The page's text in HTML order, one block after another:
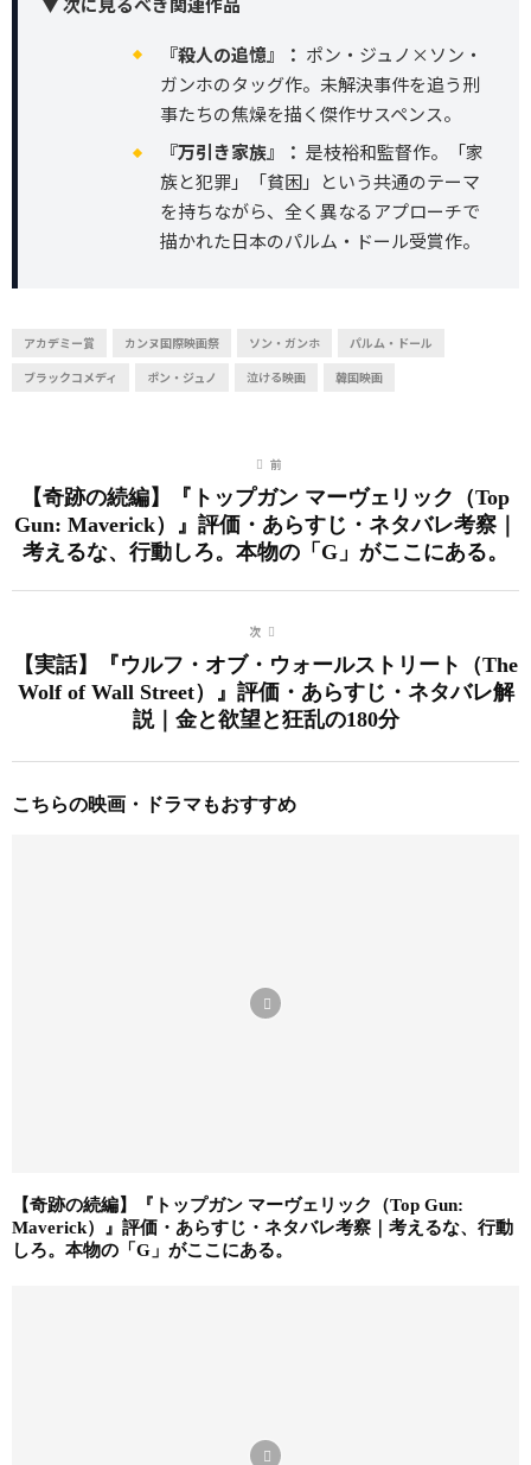
『殺人の追憶』： ポン・ジュノ×ソン・
ガンホのタッグ作。未解決事件を追う刑
事たちの焦燥を描く傑作サスペンス。
『万引き家族』： 是枝裕和監督作。「家
族と犯罪」「貧困」という共通のテーマ
を持ちながら、全く異なるアプローチで
描かれた日本のパルム・ドール受賞作。
アカデミー賞 カンヌ国際映画祭 ソン・ガンホ
パルム・ドール
ブラックコメディ
ポン・ジュノ 泣ける映画 韓国映画
前
【奇跡の続編】『トップガン マーヴェリック（Top
Gun: Maverick）』評価・あらすじ・ネタバレ考察｜
考えるな、行動しろ。本物の「G」がここにある。
次
【実話】『ウルフ・オブ・ウォールストリート（The
Wolf of Wall Street）』評価・あらすじ・ネタバレ解
説｜金と欲望と狂乱の180分
こちらの映画・ドラマもおすすめ
【奇跡の続編】『トップガン マーヴェリック（Top Gun:
Maverick）』評価・あらすじ・ネタバレ考察｜考えるな、行動
しろ。本物の「G」がここにある。